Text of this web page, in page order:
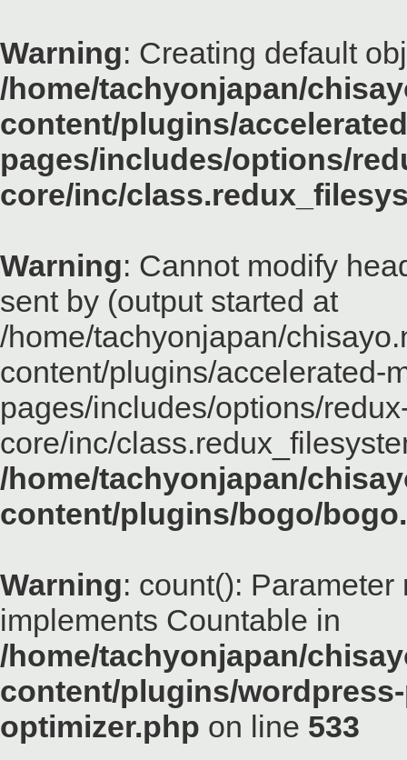
Warning: Creating default
/home/tachyonjapan/
content/plugins/
pages/includes/options/
core/inc/
Warning: Cannot modify
sent by (output started at
/home/tachyonjapan/
content/plugins/accelerated-
pages/includes/options/
core/inc/
/home/tachyonjapan/
content/plugins/bogo/
Warning: count():
implements Countable in
/home/tachyonjapan/
content/plugins/
optimizer.php on line 533